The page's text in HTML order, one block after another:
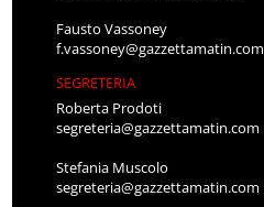
Fausto Vassoney
f.vassoney@gazzettamatin.com
SEGRETERIA
Roberta Prodoti
segreteria@gazzettamatin.com
Stefania Muscolo
segreteria@gazzettamatin.com